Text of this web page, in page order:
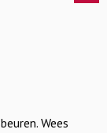
Wees